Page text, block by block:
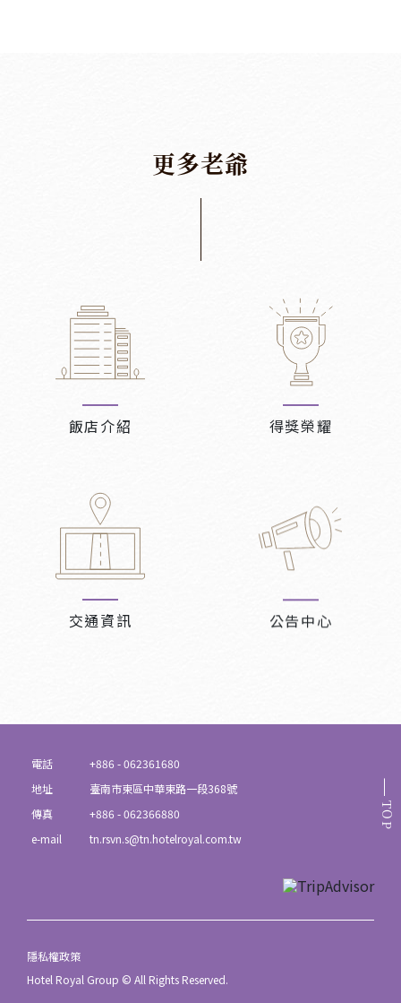
更多老爺
飯店介紹 得獎榮耀
交通資訊 公告中心
TOP
電話
+886 - 062361680
地址
臺南市東區中華東路一段368號
傳真
+886 - 062366880
e-mail
tn.rsvn.s@tn.hotelroyal.com.tw
隱私權政策
Hotel Royal Group © All Rights Reserved.